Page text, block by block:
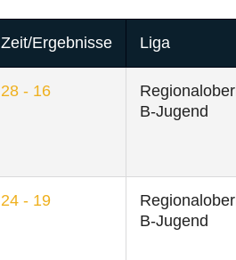
Zeit/Ergebnisse Liga
28 - 16
B-Jugend
24 - 19
B-Jugend